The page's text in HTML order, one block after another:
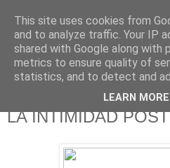
625 RANAS
LA TELEVISIÓN DESDE EL
LA INTIMIDAD
This site uses cookies from
and to analyze traffic. Your IP
shared with Google along with
metrics to ensure quality of
statistics, and to detect and
LEARN MORE